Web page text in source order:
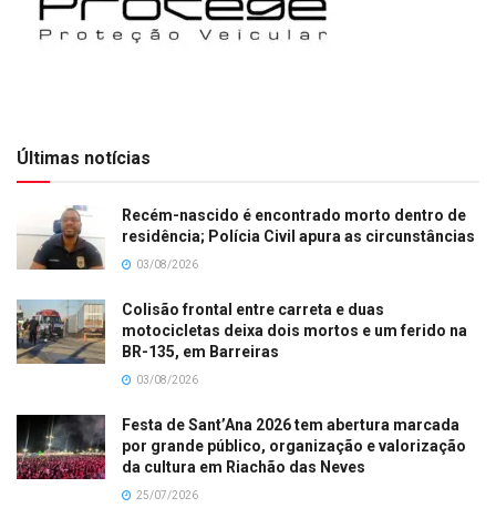
Últimas notícias
Recém-nascido é encontrado morto dentro de
residência; Polícia Civil apura as circunstâncias
03/08/2026
Colisão frontal entre carreta e duas
motocicletas deixa dois mortos e um ferido na
BR-135, em Barreiras
03/08/2026
Festa de Sant’Ana 2026 tem abertura marcada
por grande público, organização e valorização
da cultura em Riachão das Neves
25/07/2026